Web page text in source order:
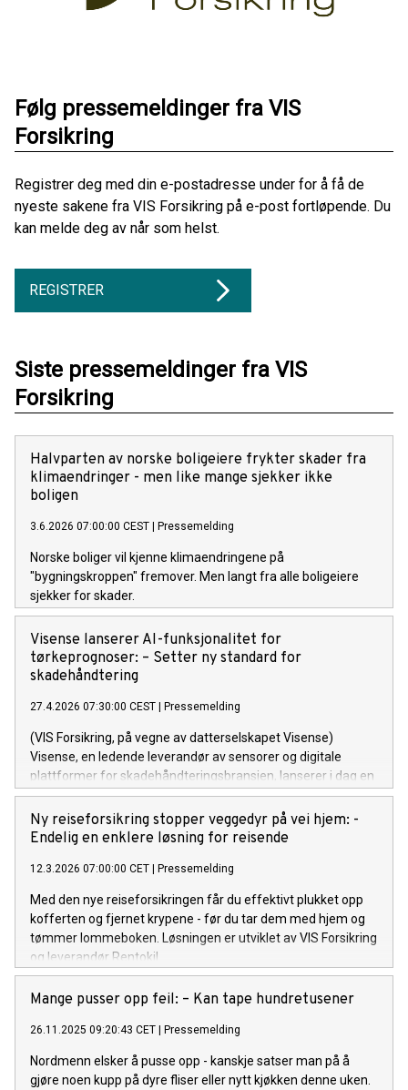
Følg pressemeldinger fra VIS
Forsikring
Registrer deg med din e-postadresse under for å få de
nyeste sakene fra VIS Forsikring på e-post fortløpende. Du
kan melde deg av når som helst.
REGISTRER
Siste pressemeldinger fra VIS
Forsikring
Halvparten av norske boligeiere frykter skader fra
klimaendringer - men like mange sjekker ikke
boligen
3.6.2026 07:00:00 CEST | Pressemelding
Norske boliger vil kjenne klimaendringene på
"bygningskroppen" fremover. Men langt fra alle boligeiere
sjekker for skader.
Visense lanserer AI-funksjonalitet for
tørkeprognoser: – Setter ny standard for
skadehåndtering
27.4.2026 07:30:00 CEST | Pressemelding
(VIS Forsikring, på vegne av datterselskapet Visense)
Visense, en ledende leverandør av sensorer og digitale
plattformer for skadehåndteringsbransjen, lanserer i dag en
nyutivklet AI-funksjonalitet som vil endre måten fuktskader
håndteres på.
Ny reiseforsikring stopper veggedyr på vei hjem: -
Endelig en enklere løsning for reisende
12.3.2026 07:00:00 CET | Pressemelding
Med den nye reiseforsikringen får du effektivt plukket opp
kofferten og fjernet krypene - før du tar dem med hjem og
tømmer lommeboken. Løsningen er utviklet av VIS Forsikring
og leverandør Rentokil.
Mange pusser opp feil: – Kan tape hundretusener
26.11.2025 09:20:43 CET | Pressemelding
Nordmenn elsker å pusse opp - kanskje satser man på å
gjøre noen kupp på dyre fliser eller nytt kjøkken denne uken.